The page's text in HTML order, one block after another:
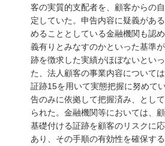
客の実質的支配者を、顧客からの
定していた。申告内容に疑義があ
めることとしている金融機関も認
義有りとみなすのかといった基準
跡を徴求した実績がほぼないとい
た、法人顧客の事業内容について
証跡15を用いて実態把握に努めて
告のみに依拠して把握済み、とし
られた。金融機関等においては、
基礎付ける証跡を顧客のリスクに
あり、その手順の有効性を確保す